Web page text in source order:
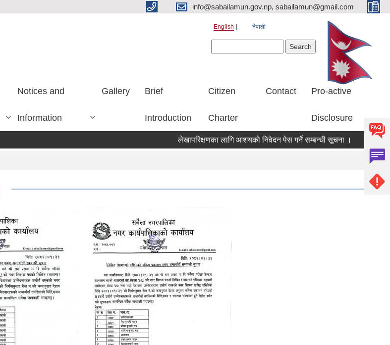
info@sabailamun.gov.np, sabailamun@gmail.com
English नेपाली
Notices and
Information
Gallery Brief
Introduction
Citizen
Charter
Contact Pro-active
Disclosure
लेखापरिक्षणका लागि आशयको निवेदन पेस गर्ने सम्बन्धी सूचना । रसायनिक